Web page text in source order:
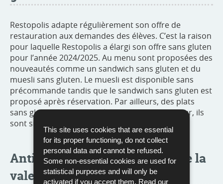
This site uses cookies that are essential
for its proper functioning, do not collect
personal data and cannot be refused.
Some non-essential cookies are used for
statistical purposes and will only be
activated if you accept them. Read our
Restopolis adapte régulièrement son offre de
restauration aux demandes des élèves. C’est la raison
pour laquelle Restopolis a élargi son offre sans gluten
pour l’année 2024/2025. Au menu sont proposées des
nouveautés comme un sandwich sans gluten et du
muesli sans gluten. Le muesli est disponible sans
précommande tandis que le sandwich sans gluten est
proposé après réservation. Par ailleurs, des plats
sans gluten sont proposés dans le menu du jour, ils
sont signalés par un pictogramme spécifique.
AntiGaspi : respecter ensemble la
valeur des aliments